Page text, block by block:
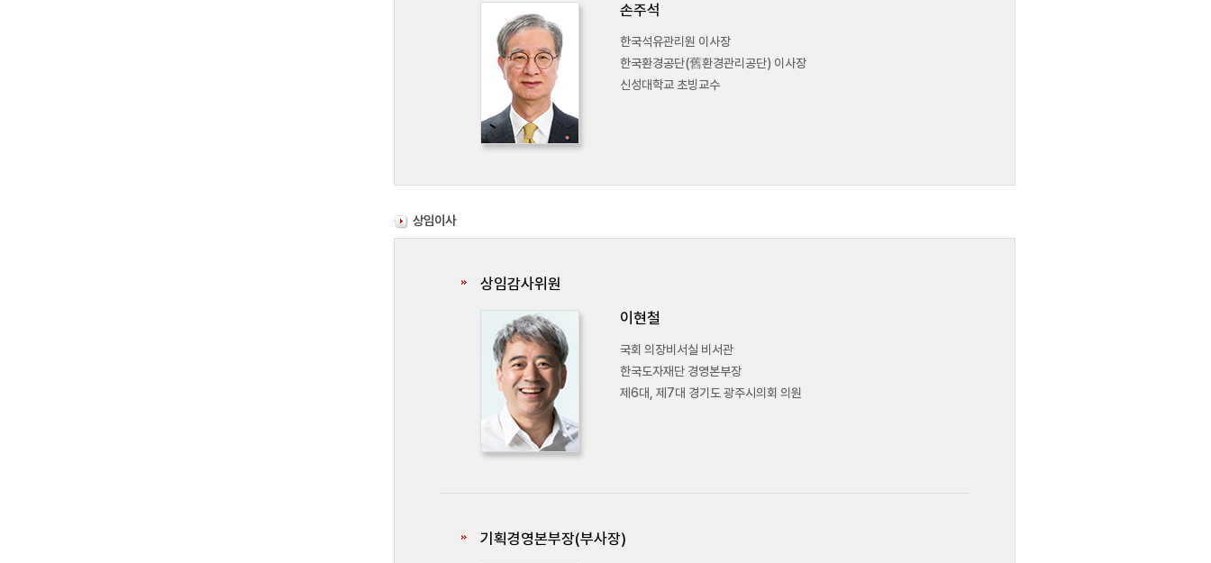
손주석
한국석유관리원 이사장
한국환경공단(舊환경관리공단) 이사장
신성대학교 초빙교수
상임이사
상임감사위원
이현철
국회 의장비서실 비서관
한국도자재단 경영본부장
제6대, 제7대 경기도 광주시의회 의원
기획경영본부장(부사장)